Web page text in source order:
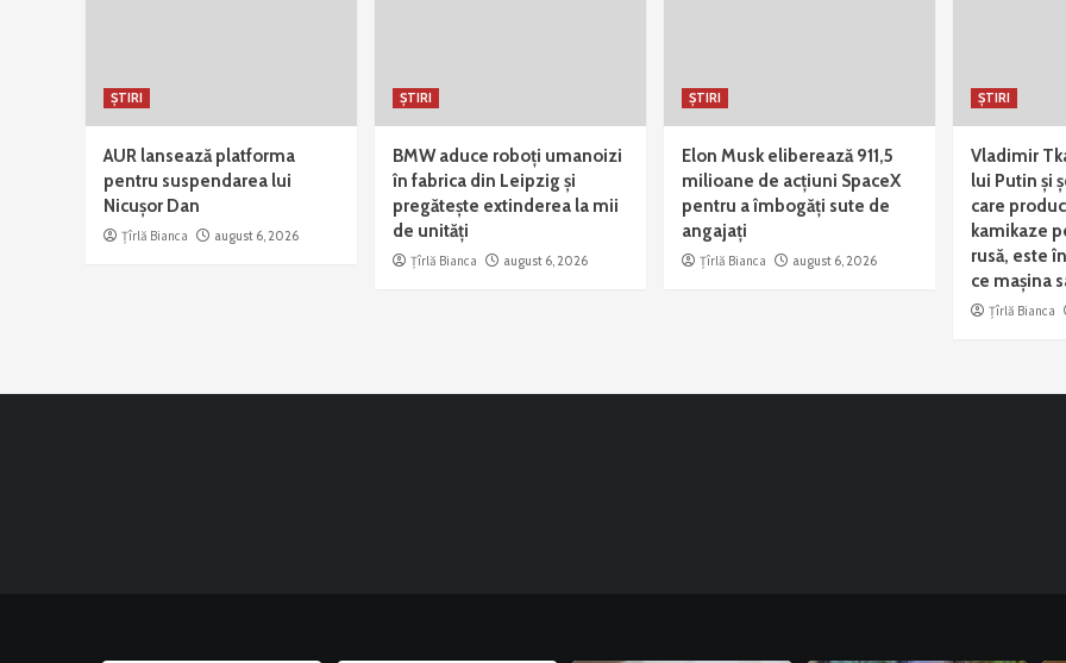
ȘTIRI
AUR lansează platforma
pentru suspendarea lui
Nicușor Dan
Țîrlă Bianca august 6, 2026
ȘTIRI
BMW aduce roboți umanoizi
în fabrica din Leipzig și
pregătește extinderea la mii
de unități
Țîrlă Bianca august 6, 2026
ȘTIRI
Elon Musk eliberează 911,5
milioane de acțiuni SpaceX
pentru a îmbogăți sute de
angajați
Țîrlă Bianca august 6, 2026
ȘTIRI
Vladimir
lui Putin și
care
kamikaze
rusă, este
ce mașina
Țîrlă Bianca